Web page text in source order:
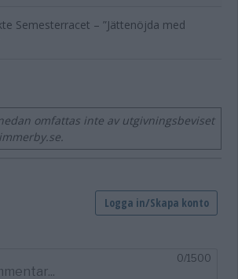
Semesterracet – ”Jättenöjda med
omfattas inte av utgivningsbeviset